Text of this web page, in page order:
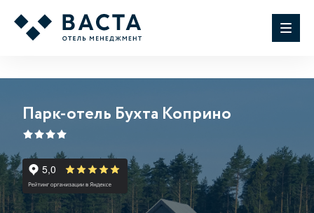
Парк-отель Бухта Коприно